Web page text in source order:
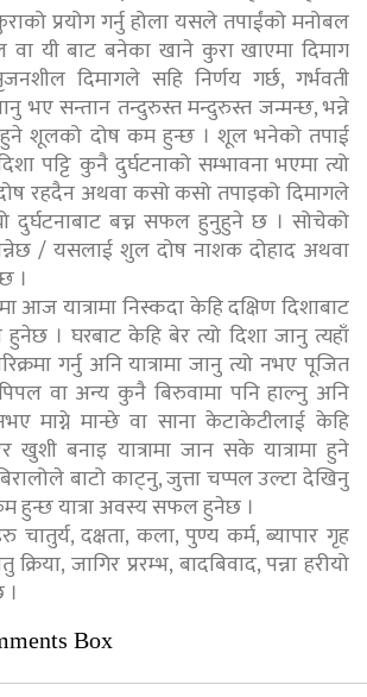
प्रयोग गर्नु होला यसले तपाईंको मनोबल
यी बाट बनेका खाने कुरा खाएमा दिमाग
दिमागले सहि निर्णय गर्छ, गर्भवती
भए सन्तान तन्दुरुस्त मन्दुरुस्त जन्मन्छ, भन्ने
हुने शूलको दोष कम हुन्छ । शूल भनेको तपाई
पट्टि कुनै दुर्घटनाको सम्भावना भएमा त्यो
रहदैन अथवा कसो कसो तपाइको दिमागले
दुर्घटनाबाट बच्न सफल हुनुहुने छ । सोचेको
/ यसलाई शुल दोष नाशक दोहाद अथवा
।
यात्रामा निस्कदा केहि दक्षिण दिशाबाट
हुनेछ । घरबाट केहि बेर त्यो दिशा जानु त्यहाँ
गर्नु अनि यात्रामा जानु त्यो नभए पूजित
वा अन्य कुनै बिरुवामा पनि हाल्नु अनि
माग्ने मान्छे वा साना केटाकेटीलाई केहि
खुशी बनाइ यात्रामा जान सके यात्रामा हुने
बाटो काट्नु, जुत्ता चप्पल उल्टा देखिनु
हुन्छ यात्रा अवस्य सफल हुनेछ ।
दक्षता, कला, पुण्य कर्म, ब्यापार गृह
जागिर प्ररम्भ, बादबिवाद, पन्ना हरीयो
Box